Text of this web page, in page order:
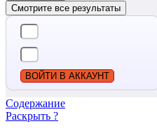
Смотрите все результаты
ВОЙТИ В АККАУНТ
Содержание
Раскрыть ?